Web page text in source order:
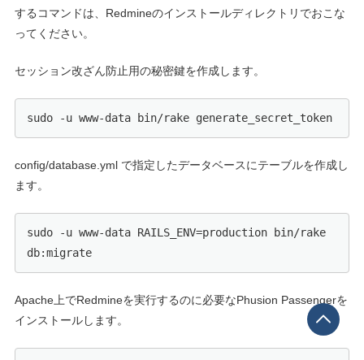
するコマンドは、Redmineのインストールディレクトリでおこな
ってください。
セッション改ざん防止用の秘密鍵を作成します。
sudo -u www-data bin/rake generate_secret_token
config/database.yml で指定したデータベースにテーブルを作成し
ます。
sudo -u www-data RAILS_ENV=production bin/rake
db:migrate
Apache上でRedmineを実行するのに必要なPhusion Passengerを
インストールします。